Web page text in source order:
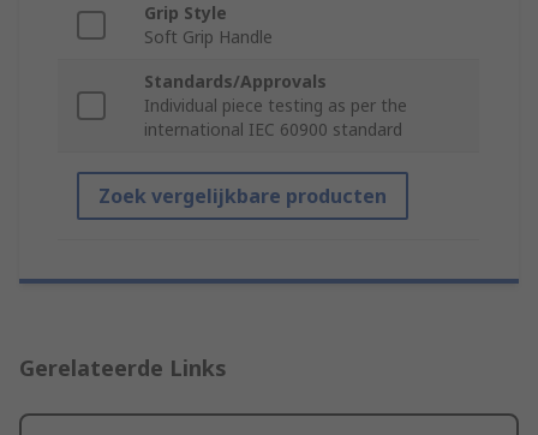
Grip Style
Soft Grip Handle
Standards/Approvals
Individual piece testing as per the
international IEC 60900 standard
Zoek vergelijkbare producten
Gerelateerde Links